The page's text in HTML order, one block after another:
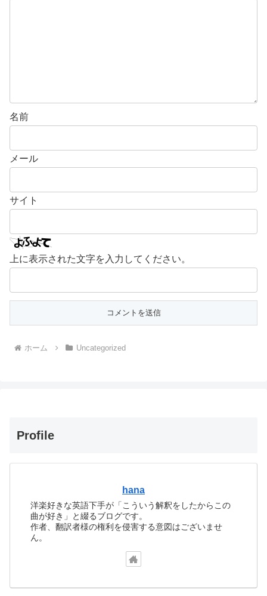
名前
メール
サイト
上に表示された文字を入力してください。
ホーム Uncategorized
Profile
hana
洋楽好きな英語下手が「こういう解釈をしたからこの
曲が好き」と綴るブログです。
作者、翻訳者様の権利を侵害する意図はございませ
ん。